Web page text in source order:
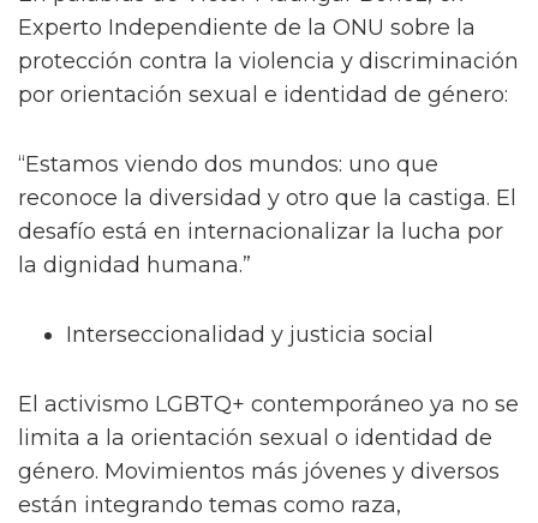
Experto Independiente de la ONU sobre la
protección contra la violencia y discriminación
por orientación sexual e identidad de género:
“Estamos viendo dos mundos: uno que
reconoce la diversidad y otro que la castiga. El
desafío está en internacionalizar la lucha por
la dignidad humana.”
Interseccionalidad y justicia social
El activismo LGBTQ+ contemporáneo ya no se
limita a la orientación sexual o identidad de
género. Movimientos más jóvenes y diversos
están integrando temas como raza,